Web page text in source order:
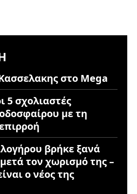
στο Mega
5 σχολιαστές
με τη
βρήκε ξανά
τον χωρισμό της –
ο νέος της